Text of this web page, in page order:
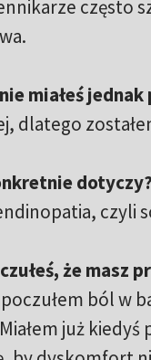
często
miałeś
dlatego
dotyczy?
czyli
że masz
ból w
już